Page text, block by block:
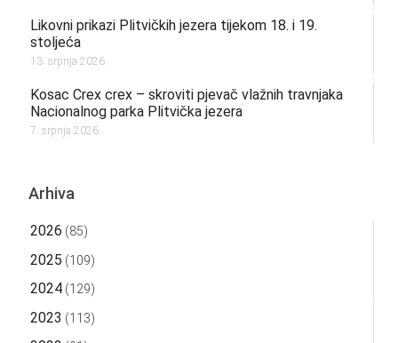
Likovni prikazi Plitvičkih jezera tijekom 18. i 19.
stoljeća
13. srpnja 2026.
Kosac Crex crex – skroviti pjevač vlažnih travnjaka
Nacionalnog parka Plitvička jezera
7. srpnja 2026.
Arhiva
2026 (85)
2025 (109)
2024(129)
2023 (113)